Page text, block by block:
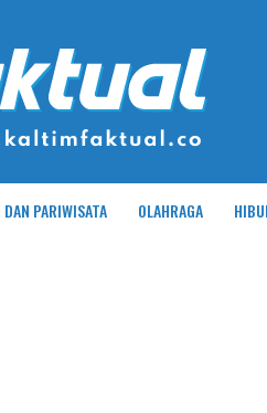
DAN PARIWISATA OLAHRAGA